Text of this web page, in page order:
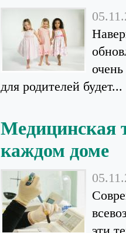
для родителей будет...
Медицинская
каждом доме